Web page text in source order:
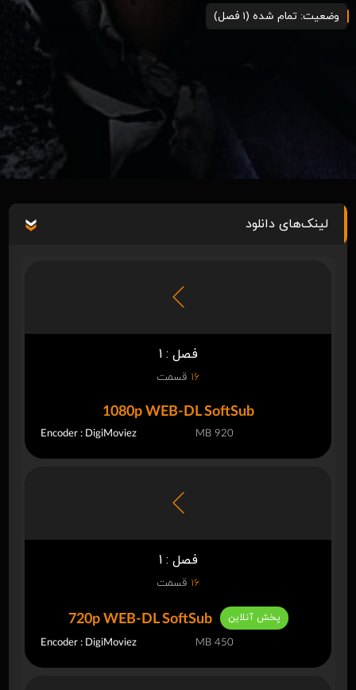
وضعیت: تمام شده (1 فصل)
لینک‌های دانلود
فصل : 1
16 قسمت
1080p WEB-DL SoftSub
Encoder : DigiMoviez 920 MB
فصل : 1
16 قسمت
720p WEB-DL SoftSub پخش آنلاین
Encoder : DigiMoviez 450 MB